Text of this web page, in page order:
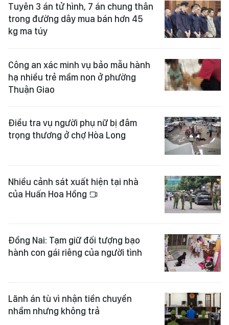
Tuyên 3 án tử hình, 7 án chung thân
trong đường dây mua bán hơn 45
kg ma túy
Công an xác minh vụ bảo mẫu hành
hạ nhiều trẻ mầm non ở phường
Thuận Giao
Điều tra vụ người phụ nữ bị đâm
trọng thương ở chợ Hòa Long
Nhiều cảnh sát xuất hiện tại nhà
của Huấn Hoa Hồng
Đồng Nai: Tạm giữ đối tượng bạo
hành con gái riêng của người tình
Lãnh án tù vì nhận tiền chuyển
nhầm nhưng không trả